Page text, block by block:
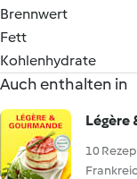
Brennwert
Fett
Kohlenhydrate
Auch enthalten in
Légère
10